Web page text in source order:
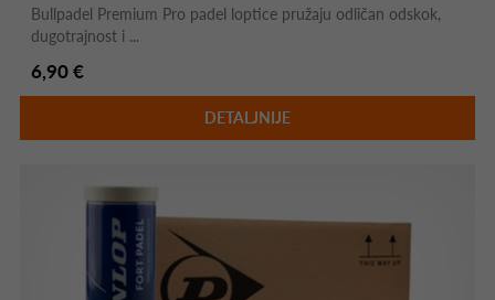
Bullpadel Premium Pro padel loptice pružaju odličan odskok,
dugotrajnost i ...
6,90 €
DETALJNIJE